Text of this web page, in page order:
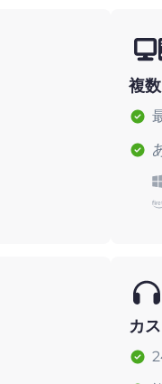
複
カ